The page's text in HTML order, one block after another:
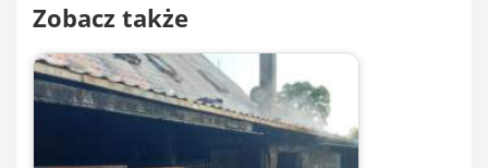
Zobacz także